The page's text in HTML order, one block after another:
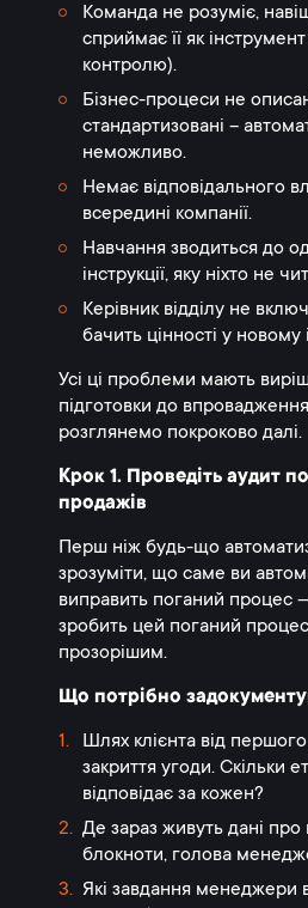
Команда не розуміє,
сприймає її як
контролю).
Бізнес-процеси не
стандартизовані –
неможливо.
Немає відповідального
всередині компанії.
Навчання зводиться до
інструкції, яку ніхто не
Керівник відділу не
бачить цінності у новому
Усі ці проблеми мають
підготовки до
розглянемо покроково далі.
Крок 1. Проведіть аудит
продажів
Перш ніж будь-що
зрозуміти, що саме ви
виправить поганий процес
зробить цей поганий
прозорішим.
Що потрібно
Шлях клієнта від
закриття угоди. Скільки
відповідає за кожен?
Де зараз живуть дані про
блокноти, голова
Які завдання менеджери